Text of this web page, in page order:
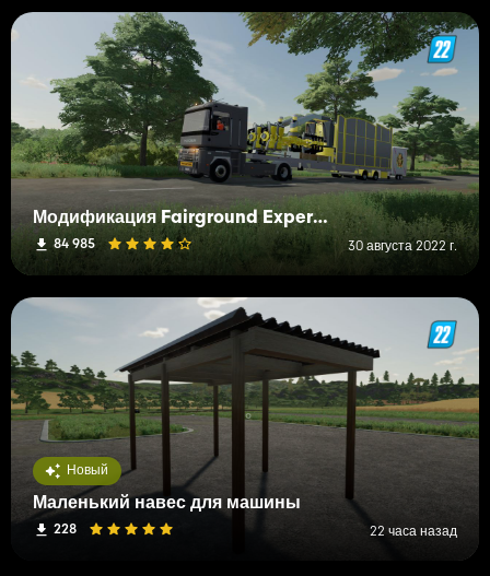
Модификация Fairground Experience
84 985 30 августа 2022 г.
Новый
Маленький навес для машины
228 22 часа назад